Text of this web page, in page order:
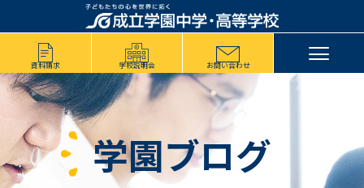
資料請求 学校説明会 お問い合わせ
学園ブログ